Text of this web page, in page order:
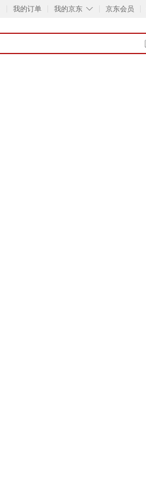
我的订单 ◇
我的京东 京东会员